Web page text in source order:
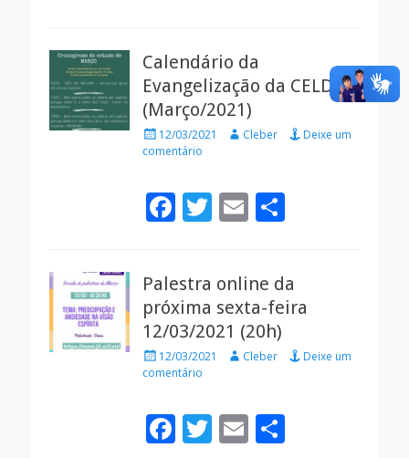
b
o
o
k
er l e
Calendário da
Evangelização da CELD
(Março/2021)
Posted
on
12/03/2021 AutorCleber
Deixe um
comentário
F
b
o
o
k
T
er
E
l e
Palestra online da
próxima sexta-feira
12/03/2021 (20h)
Posted
on
12/03/2021 AutorCleber
Deixe um
comentário
F T E